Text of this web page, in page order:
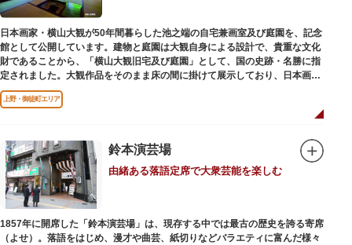
日本画家・横山大観が50年間暮らした池之端の自宅兼画室及び庭園を、記念
館として公開しています。建物と庭園は大観自身による設計で、貴重な文化
財であることから、「横山大観旧宅及び庭園」として、国の史跡・名勝に指
定されました。大観作品をそのまま床の間に掛けて展示しており、日本画本
来の楽しみ方を体験できる貴重な空間です。
上野・御徒町エリア
鈴本演芸場
由緒ある落語定席で大衆芸能を楽しむ
1857年に開席した「鈴本演芸場」は、現存する中では最古の歴史を誇る寄席
（よせ）。落語をはじめ、漫才や曲芸、紙切りなどバラエティに富んだ様々